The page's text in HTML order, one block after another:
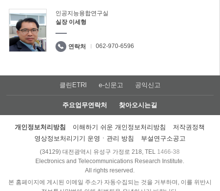
인공지능융합연구실
실장 이세형
연락처 062-970-6596
클린ETRI e-신문고 공익신고
주요업무연락처 찾아오시는길
개인정보처리방침 이해하기 쉬운 개인정보처리방침
저작권정책
영상정보처리기기 운영ㆍ관리 방침
부설연구소공고
(34129) 대전광역시 유성구 가정로 218, TEL 1466-38
Electronics and Telecommunications Research Institute.
All rights reserved.
본 홈페이지에 게시된 이메일 주소가 자동수집되는 것을 거부하며, 이를 위반시